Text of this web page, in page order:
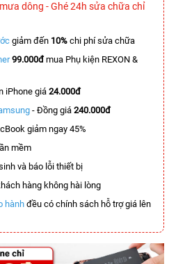
dông - Ghé 24h sửa chữa chỉ
giảm đến 10% chi phí sửa chữa
99.000đmua Phụ kiện REXON &
iPhone giá 24.000đ
- Đồng giá 240.000đ
giảm ngay 45%
mềm
và báo lỗi thiết bị
hàng không hài lòng
hànhđều có chính sách hỗ trợ giá lên